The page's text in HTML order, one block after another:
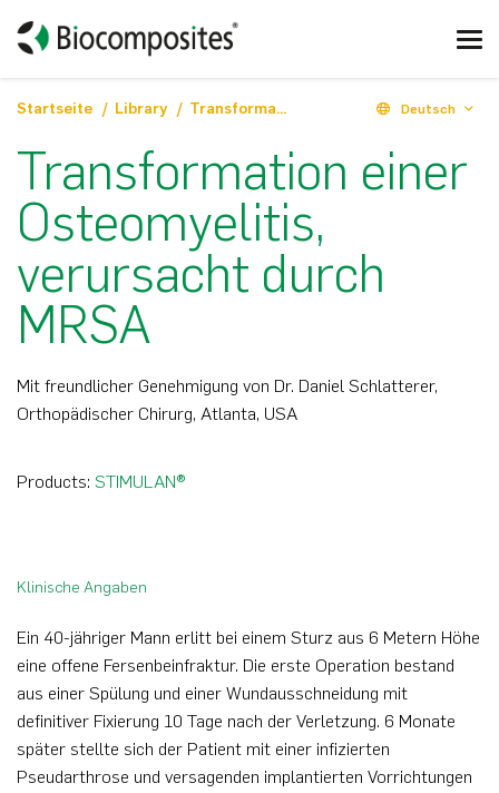
Startseite Library Transformation einer Osteomyelitis, verursacht durch MRSA Deutsch
Transformation einer
Osteomyelitis,
verursacht durch
MRSA
Mit freundlicher Genehmigung von Dr. Daniel Schlatterer,
Orthopädischer Chirurg, Atlanta, USA
Products: STIMULAN®
Klinische Angaben
Ein 40-jähriger Mann erlitt bei einem Sturz aus 6 Metern Höhe
eine offene Fersenbeinfraktur. Die erste Operation bestand
aus einer Spülung und einer Wundausschneidung mit
definitiver Fixierung 10 Tage nach der Verletzung. 6 Monate
später stellte sich der Patient mit einer infizierten
Pseudarthrose und versagenden implantierten Vorrichtungen